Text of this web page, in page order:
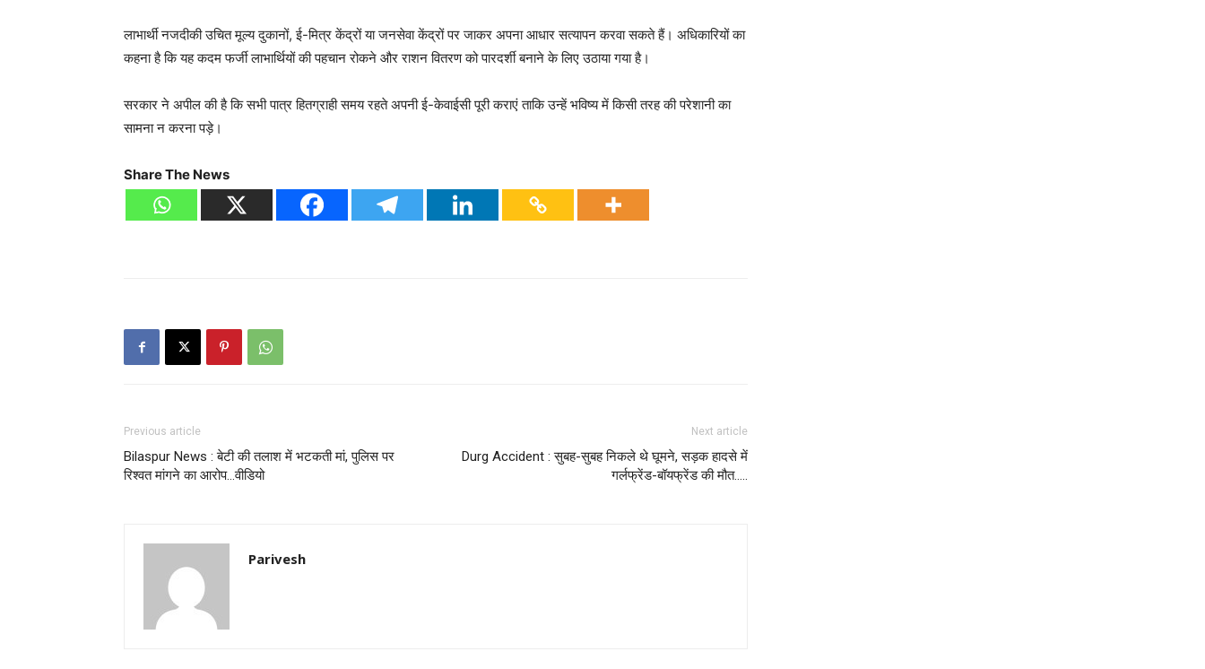
लाभार्थी नजदीकी उचित मूल्य दुकानों, ई-मित्र केंद्रों या जनसेवा केंद्रों पर जाकर अपना आधार सत्यापन करवा सकते हैं। अधिकारियों का
कहना है कि यह कदम फर्जी लाभार्थियों की पहचान रोकने और राशन वितरण को पारदर्शी बनाने के लिए उठाया गया है।
सरकार ने अपील की है कि सभी पात्र हितग्राही समय रहते अपनी ई-केवाईसी पूरी कराएं ताकि उन्हें भविष्य में किसी तरह की परेशानी का
सामना न करना पड़े।
Share The News
Previous article
Bilaspur News : बेटी की तलाश में भटकती मां, पुलिस पर
रिश्वत मांगने का आरोप…वीडियो
Next article
Durg Accident : सुबह-सुबह निकले थे घूमने, सड़क हादसे में
गर्लफ्रेंड-बॉयफ्रेंड की मौत…..
Parivesh